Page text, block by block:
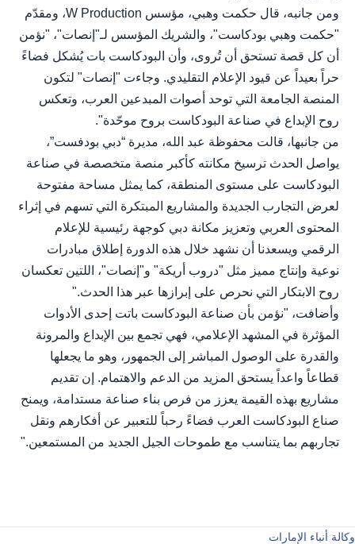
ومن جانبه، قال حكمت وهبي، مؤسس W Production، ومقدّم
"حكمت وهبي بودكاست"، والشريك المؤسس لـ"إنصات"، "نؤمن
أن كل قصة تستحق أن تُروى، وأن البودكاست بات يُشكل فضاءً
حراً بعيداً عن قيود الإعلام التقليدي. وجاءت "إنصات" لتكون
المنصة الجامعة التي توحد أصوات المبدعين العرب، وتعكس
روح الإبداع في صناعة البودكاست بروح موحّدة".
من جانبها، قالت محفوظة عبد الله، مديرة “دبي بودفست”،
يواصل الحدث ترسيخ مكانته كأكبر منصة متخصصة في صناعة
البودكاست على مستوى المنطقة، كما يمثل مساحة مفتوحة
لعرض التجارب الجديدة والمشاريع المبتكرة التي تسهم في إثراء
المحتوى العربي وتعزيز مكانة دبي كوجهة رئيسية للإعلام
الرقمي ويسعدنا أن نشهد خلال هذه الدورة إطلاق مبادرات
نوعية وإنتاج مميز مثل "دروب أريكة" و"إنصات"، اللتين تعكسان
روح الابتكار التي نحرص على إبرازها عبر هذا الحدث."
وأضافت، "نؤمن بأن صناعة البودكاست باتت إحدى الأدوات
المؤثرة في المشهد الإعلامي، فهي تجمع بين الإبداع والمرونة
والقدرة على الوصول المباشر إلى الجمهور، وهو ما يجعلها
قطاعاً واعداً يستحق المزيد من الدعم والاهتمام. إن تقديم
مشاريع بهذه القيمة يعزز من فرص بناء صناعة مستدامة، ويمنح
صناع البودكاست العرب فضاءً رحباً للتعبير عن أفكارهم ونقل
تجاربهم بما يتناسب مع طموحات الجيل الجديد من المستمعين."
وكالة أنباء الإمارات